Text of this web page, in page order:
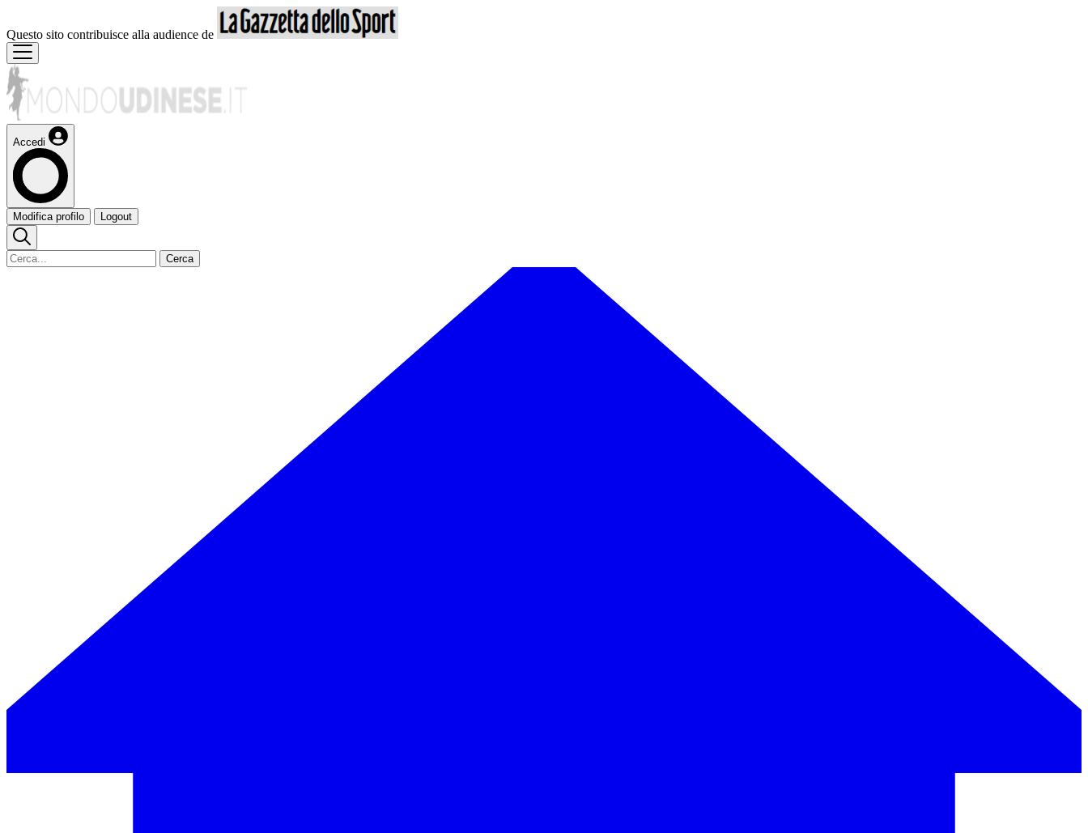
Questo sito contribuisce alla audience de
Accedi
Modifica profilo Logout
Cerca